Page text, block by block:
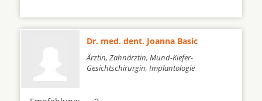
Dr. med. dent. Joanna Basic
Ärztin, Zahnärztin, Mund-Kiefer-
Gesichtschirurgin, Implantologie